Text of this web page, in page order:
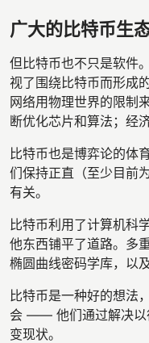
广大的比特币生
但比特币也不只是软件
视了围绕比特币而形成
网络用物理世界的限制
断优化芯片和算法；经
比特币也是博弈论的体
们保持正直（至少目前
有关。
比特币利用了计算机科
他东西铺平了道路。多
椭圆曲线密码学库，以
比特币是一种好的想法
会 —— 他们通过解决以
变现状。